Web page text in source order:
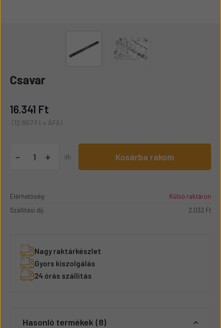
Csavar
16.341 Ft
(12.867 Ft + ÁFA)
- + db Kosárba rakom
Elérhetőség:
Külső raktáron
Szállítási díj:
2.032 Ft
Nagy raktárkészlet
Gyors kiszolgálás
24 órás szállítás
Hasonló termékek 8